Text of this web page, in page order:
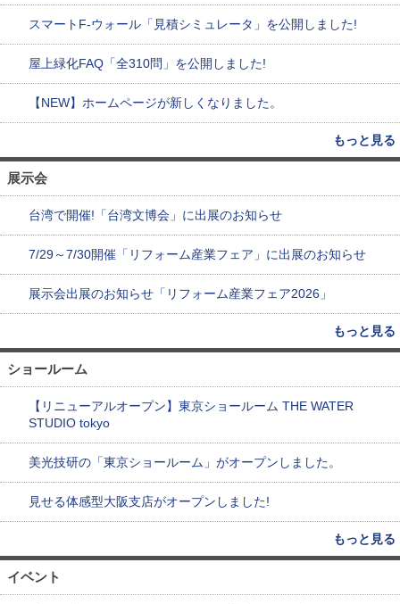
スマートF-ウォール「見積シミュレータ」を公開しました!
屋上緑化FAQ「全310問」を公開しました!
【NEW】ホームページが新しくなりました。
もっと見る
展示会
台湾で開催!「台湾文博会」に出展のお知らせ
7/29～7/30開催「リフォーム産業フェア」に出展のお知らせ
展示会出展のお知らせ「リフォーム産業フェア2026」
もっと見る
ショールーム
【リニューアルオープン】東京ショールーム THE WATER
STUDIO tokyo
美光技研の「東京ショールーム」がオープンしました。
見せる体感型大阪支店がオープンしました!
もっと見る
イベント